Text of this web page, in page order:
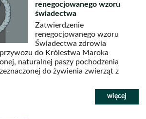
renegocjowanego wzoru
świadectwa
Zatwierdzenie
renegocjowanego wzoru
Świadectwa zdrowia
do Królestwa Maroka
naturalnej paszy pochodzenia
do żywienia zwierząt z